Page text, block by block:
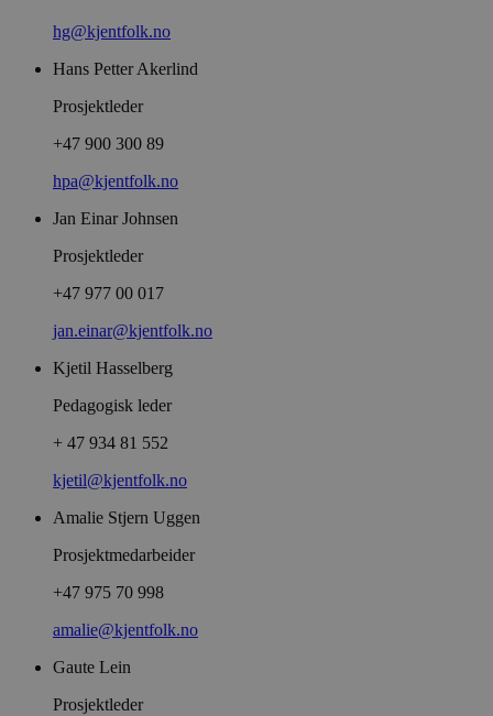
hg@kjentfolk.no
Hans Petter Akerlind
Prosjektleder
+47 900 300 89
hpa@kjentfolk.no
Jan Einar Johnsen
Prosjektleder
+47 977 00 017
jan.einar@kjentfolk.no
Kjetil Hasselberg
Pedagogisk leder
+ 47 934 81 552
kjetil@kjentfolk.no
Amalie Stjern Uggen
Prosjektmedarbeider
+47 975 70 998
amalie@kjentfolk.no
Gaute Lein
Prosjektleder